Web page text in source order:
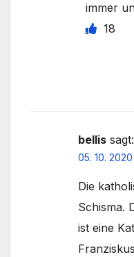
immer
18
bellis sagt:
05. 10.
Die
Schisma.
ist eine